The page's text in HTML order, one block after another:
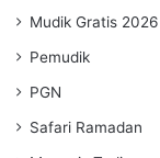
Mudik Gratis 2026
Pemudik
PGN
Safari Ramadan